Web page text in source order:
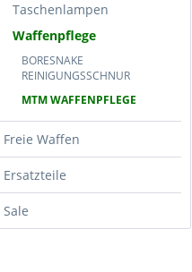
Taschenlampen
Waffenpflege
BORESNAKE
REINIGUNGSSCHNUR
MTM WAFFENPFLEGE
Freie Waffen
Ersatzteile
Sale